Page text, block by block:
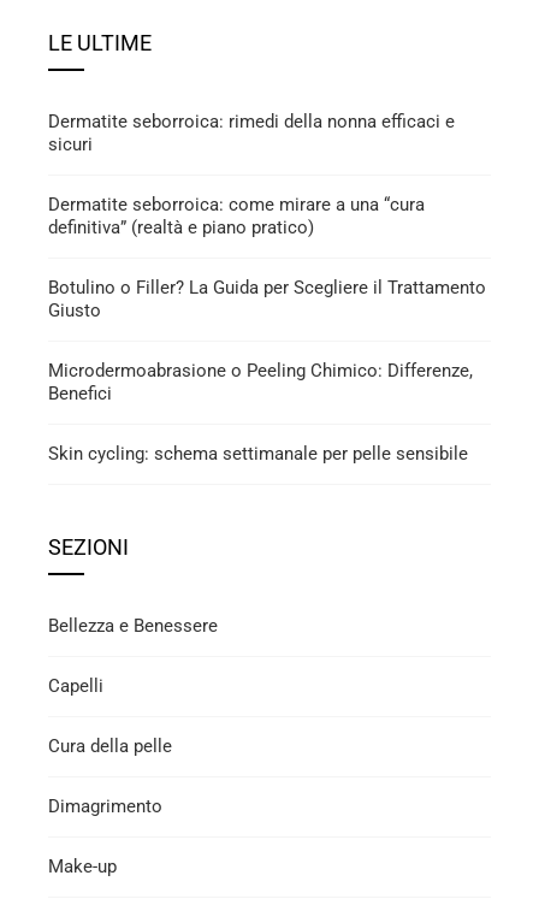
LE ULTIME
Dermatite seborroica: rimedi della nonna efficaci e
sicuri
Dermatite seborroica: come mirare a una “cura
definitiva” (realtà e piano pratico)
Botulino o Filler? La Guida per Scegliere il Trattamento
Giusto
Microdermoabrasione o Peeling Chimico: Differenze,
Benefici
Skin cycling: schema settimanale per pelle sensibile
SEZIONI
Bellezza e Benessere
Capelli
Cura della pelle
Dimagrimento
Make-up